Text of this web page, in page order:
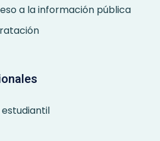
a la información pública